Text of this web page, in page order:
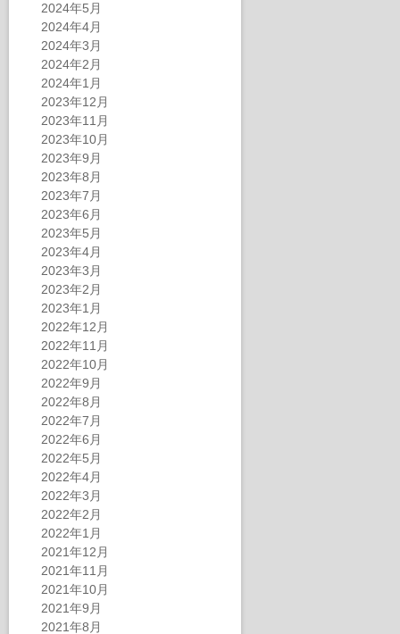
2024年5月
2024年4月
2024年3月
2024年2月
2024年1月
2023年12月
2023年11月
2023年10月
2023年9月
2023年8月
2023年7月
2023年6月
2023年5月
2023年4月
2023年3月
2023年2月
2023年1月
2022年12月
2022年11月
2022年10月
2022年9月
2022年8月
2022年7月
2022年6月
2022年5月
2022年4月
2022年3月
2022年2月
2022年1月
2021年12月
2021年11月
2021年10月
2021年9月
2021年8月